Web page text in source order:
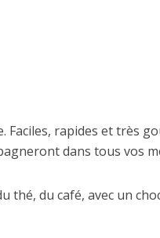
Faciles, rapides et très
dans tous vos
thé, du café, avec un